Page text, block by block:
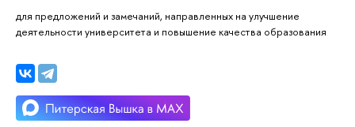
для предложений и замечаний, направленных на улучшение
деятельности университета и повышение качества образования